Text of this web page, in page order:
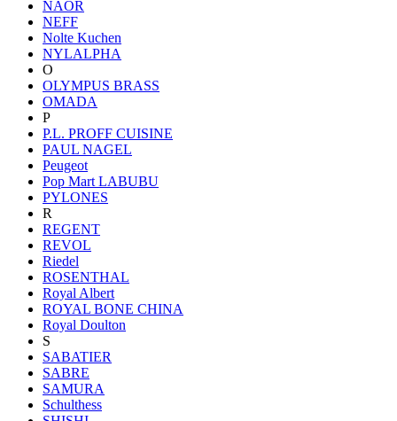
NAOR
NEFF
Nolte Kuchen
NYLALPHA
O
OLYMPUS BRASS
OMADA
P
P.L. PROFF CUISINE
PAUL NAGEL
Peugeot
Pop Mart LABUBU
PYLONES
R
REGENT
REVOL
Riedel
ROSENTHAL
Royal Albert
ROYAL BONE CHINA
Royal Doulton
S
SABATIER
SABRE
SAMURA
Schulthess